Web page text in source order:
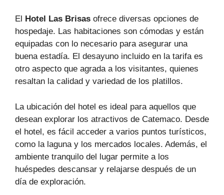
El Hotel Las Brisas ofrece diversas opciones de
hospedaje. Las habitaciones son cómodas y están
equipadas con lo necesario para asegurar una
buena estadía. El desayuno incluido en la tarifa es
otro aspecto que agrada a los visitantes, quienes
resaltan la calidad y variedad de los platillos.
La ubicación del hotel es ideal para aquellos que
desean explorar los atractivos de Catemaco. Desde
el hotel, es fácil acceder a varios puntos turísticos,
como la laguna y los mercados locales. Además, el
ambiente tranquilo del lugar permite a los
huéspedes descansar y relajarse después de un
día de exploración.